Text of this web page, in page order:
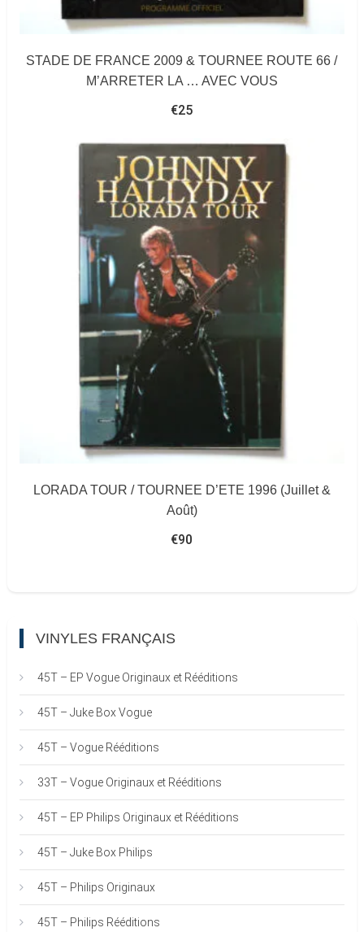
STADE DE FRANCE 2009 & TOURNEE ROUTE 66 /
M’ARRETER LA … AVEC VOUS
€25
LORADA TOUR / TOURNEE D’ETE 1996 (Juillet &
Août)
€90
VINYLES FRANÇAIS
45T – EP Vogue Originaux et Rééditions
45T – Juke Box Vogue
45T – Vogue Rééditions
33T – Vogue Originaux et Rééditions
45T – EP Philips Originaux et Rééditions
45T – Juke Box Philips
45T – Philips Originaux
45T – Philips Rééditions